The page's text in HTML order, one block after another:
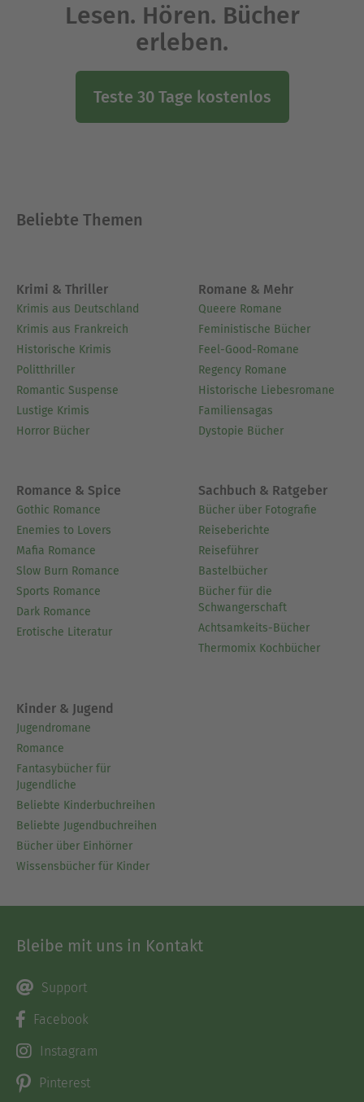
Lesen. Hören. Bücher
erleben.
Teste 30 Tage kostenlos
Beliebte Themen
Krimi & Thriller
Krimis aus Deutschland
Krimis aus Frankreich
Historische Krimis
Politthriller
Romantic Suspense
Lustige Krimis
Horror Bücher
Romane & Mehr
Queere Romane
Feministische Bücher
Feel-Good-Romane
Regency Romane
Historische Liebesromane
Familiensagas
Dystopie Bücher
Romance & Spice
Gothic Romance
Enemies to Lovers
Mafia Romance
Slow Burn Romance
Sports Romance
Dark Romance
Erotische Literatur
Sachbuch & Ratgeber
Bücher über Fotografie
Reiseberichte
Reiseführer
Bastelbücher
Bücher für die
Schwangerschaft
Achtsamkeits-Bücher
Thermomix Kochbücher
Kinder & Jugend
Jugendromane
Romance
Fantasybücher für
Jugendliche
Beliebte Kinderbuchreihen
Beliebte Jugendbuchreihen
Bücher über Einhörner
Wissensbücher für Kinder
Bleibe mit uns in Kontakt
Support
Facebook
Instagram
Pinterest